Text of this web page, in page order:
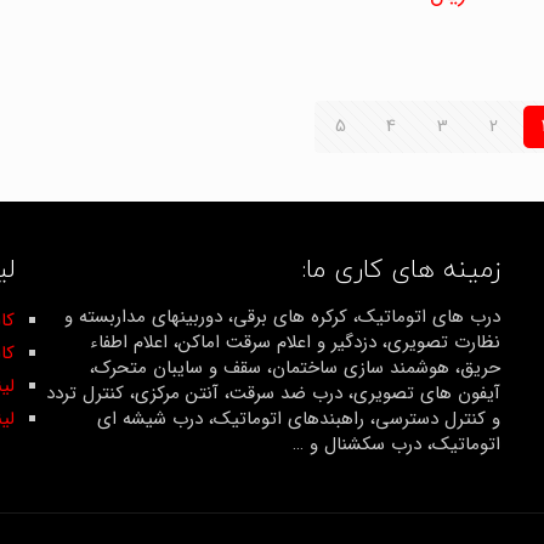
2
3
4
5
زمینه های کاری ما:
درب های اتوماتیک، کرکره های برقی، دوربینهای مداربسته و
نظارت تصویری، دزدگیر و اعلام سرقت اماکن، اعلام اطفاء
حریق، هوشمند سازی ساختمان، سقف و سایبان متحرک،
آیفون های تصویری، درب ضد سرقت، آنتن مرکزی، کنترل تردد
و کنترل دسترسی، راهبندهای اتوماتیک، درب شیشه ای
اتوماتیک، درب سکشنال و …